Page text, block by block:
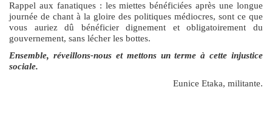
Rappel aux fanatiques : les miettes bénéficiées après une longue
journée de chant à la gloire des politiques médiocres, sont ce que
vous auriez dû bénéficier dignement et obligatoirement du
gouvernement, sans lécher les bottes.
Ensemble, réveillons-nous et mettons un terme à cette injustice
sociale.
Eunice Etaka, militante.